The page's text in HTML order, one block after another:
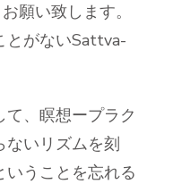
願い致します。
とがないSattva-
、瞑想ープラク
ないリズムを刻
うことを忘れる